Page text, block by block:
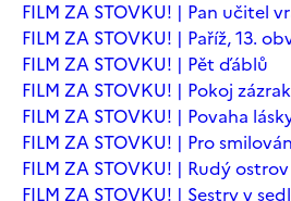
FILM ZA STOVKU! | Pan učitel
FILM ZA STOVKU! | Paříž, 13.
FILM ZA STOVKU! | Pět ďáblů
FILM ZA STOVKU! | Pokoj
FILM ZA STOVKU! | Povaha
FILM ZA STOVKU! | Pro
FILM ZA STOVKU! | Rudý ostrov
FILM ZA STOVKU! | Sestry v